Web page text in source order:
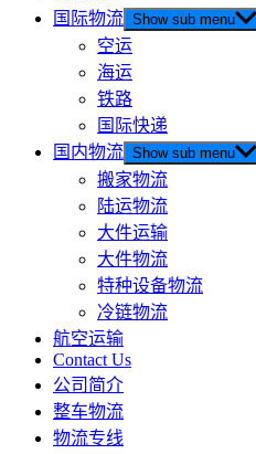
国际物流 Show sub menu
空运
海运
铁路
国际快递
国内物流 Show sub menu
搬家物流
陆运物流
大件运输
大件物流
特种设备物流
冷链物流
航空运输
Contact Us
公司简介
整车物流
物流专线